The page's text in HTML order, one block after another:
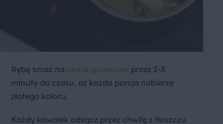
Rybę smaż na płycie grzewczej przez 2-3
minuty do czasu, aż każda porcja nabierze
złotego koloru.
Każdy kawałek odsącz przez chwilę z tłuszczu